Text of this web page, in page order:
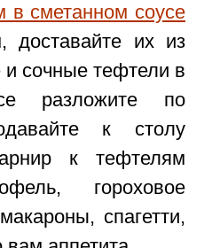
в сметанном соусе
доставайте их из
сочные тефтели в
разложите по
к столу
к тефтелям
гороховое
спагетти,